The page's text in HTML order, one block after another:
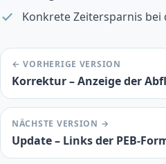
Konkrete Zeitersparnis
← VORHERIGE VERSION
Korrektur – Anzeige der
NÄCHSTE VERSION →
Update – Links der PEB-